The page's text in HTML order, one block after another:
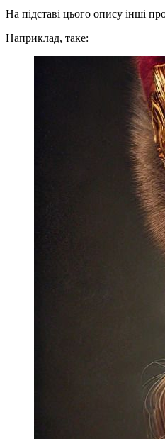
На підставі цього опису інші
Наприклад, таке: